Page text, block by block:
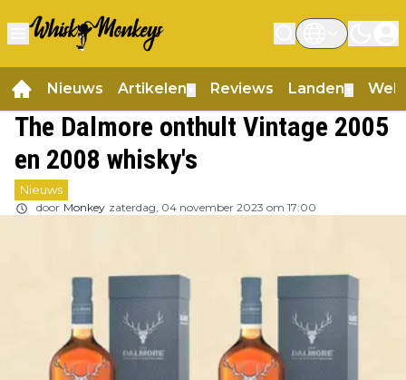
Nieuws Artikelen Reviews Landen
The Dalmore onthult Vintage 2005
en 2008 whisky's
Nieuws
door Monkey zaterdag, 04 november 2023 om 17:00